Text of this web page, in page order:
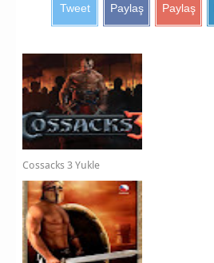
Tweet Paylaş Paylaş
Cossacks 3 Yukle